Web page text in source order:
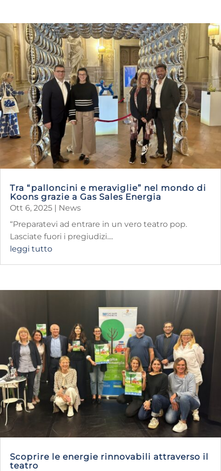
Tra “palloncini e meraviglie” nel mondo di
Koons grazie a Gas Sales Energia
Ott 6, 2025 | News
“Preparatevi ad entrare in un vero teatro pop.
Lasciate fuori i pregiudizi....
leggi tutto
Scoprire le energie rinnovabili attraverso il
teatro